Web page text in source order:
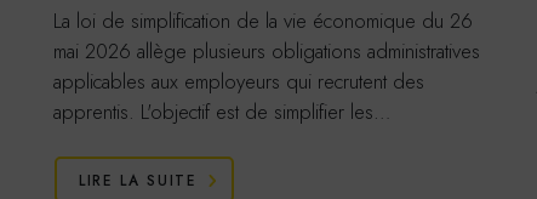
La loi de simplification de la vie économique du 26
mai 2026 allège plusieurs obligations administratives
applicables aux employeurs qui recrutent des
apprentis. L'objectif est de simplifier les…
LIRE LA SUITE